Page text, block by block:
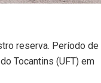
reserva. Período de
Tocantins (UFT) em